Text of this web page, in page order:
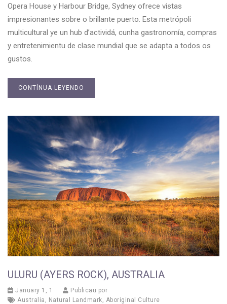
Opera House y Harbour Bridge, Sydney ofrece vistas
impresionantes sobre o brillante puerto. Esta metrópoli
multicultural ye un hub d’actividá, cunha gastronomía, compras
y entretenimientu de clase mundial que se adapta a todos os
gustos.
CONTÍNUA LEYENDO
ULURU (AYERS ROCK), AUSTRALIA
January 1, 1
Publicau por
Australia
Natural Landmark Aboriginal Culture